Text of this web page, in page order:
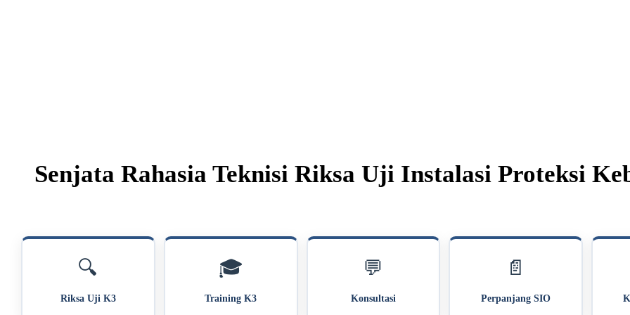
Senjata Rahasia Teknisi Riksa Uji Instalasi Proteksi
🔍
Riksa Uji K3
🎓
Training K3
💬
Konsultasi
📄
Perpanjang SIO